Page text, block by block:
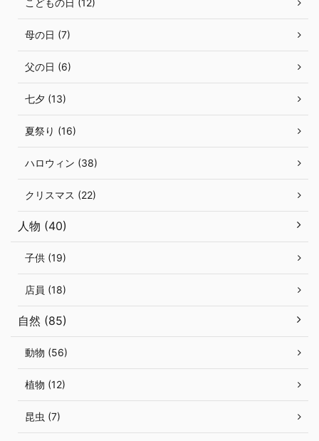
こどもの日 (12)
母の日 (7)
父の日 (6)
七夕 (13)
夏祭り (16)
ハロウィン (38)
クリスマス (22)
人物 (40)
子供 (19)
店員 (18)
自然 (85)
動物 (56)
植物 (12)
昆虫 (7)